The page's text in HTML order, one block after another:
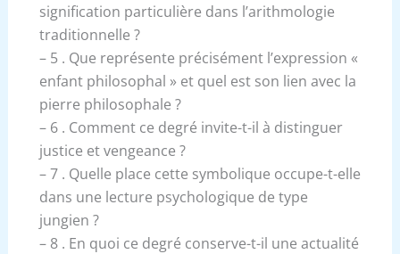
signification particulière dans l’arithmologie
traditionnelle ?
– 5 . Que représente précisément l’expression «
enfant philosophal » et quel est son lien avec la
pierre philosophale ?
– 6 . Comment ce degré invite-t-il à distinguer
justice et vengeance ?
– 7 . Quelle place cette symbolique occupe-t-elle
dans une lecture psychologique de type
jungien ?
– 8 . En quoi ce degré conserve-t-il une actualité